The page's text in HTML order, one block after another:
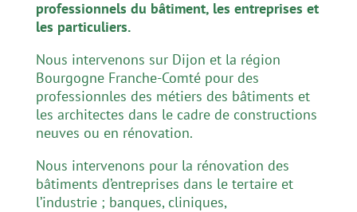
professionnels du bâtiment, les entreprises et
les particuliers.
Nous intervenons sur Dijon et la région
Bourgogne Franche-Comté pour des
professionnles des métiers des bâtiments et
les architectes dans le cadre de constructions
neuves ou en rénovation.
Nous intervenons pour la rénovation des
bâtiments d’entreprises dans le tertaire et
l’industrie ; banques, cliniques,